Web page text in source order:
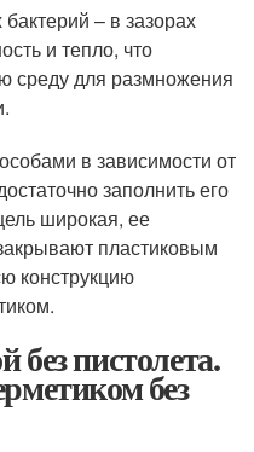
– в зазорах
и тепло, что
среду для размножения
в зависимости от
заполнить его
широкая, ее
пластиковым
конструкцию
без пистолета.
без